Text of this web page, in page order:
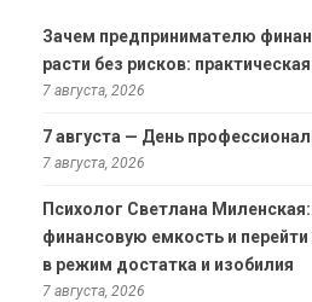
Зачем предпринимателю
расти без рисков:
7 августа, 2026
7 августа — День
7 августа, 2026
Психолог Светлана
финансовую емкость и
в режим достатка и изобилия
7 августа, 2026